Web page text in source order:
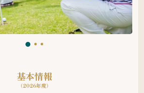
基本情報
（2026年度）